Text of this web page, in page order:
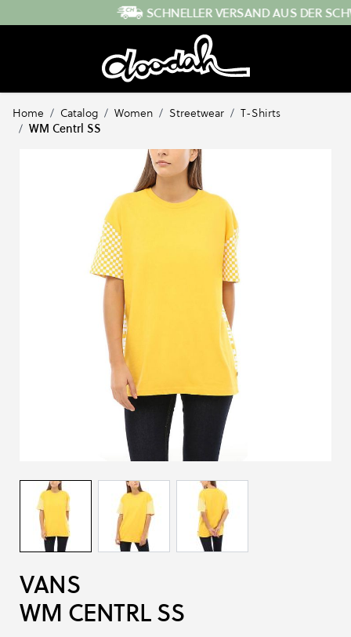
SCHNELLER VERSAND AUS DER SCHWEIZ
Home / Catalog / Women / Streetwear / T-Shirts
/ WM Centrl SS
VANS
WM CENTRL SS